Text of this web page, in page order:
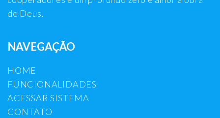
de Deus.
NAVEGAÇÃO
HOME
FUNCIONALIDADES
ACESSAR SISTEMA
CONTATO